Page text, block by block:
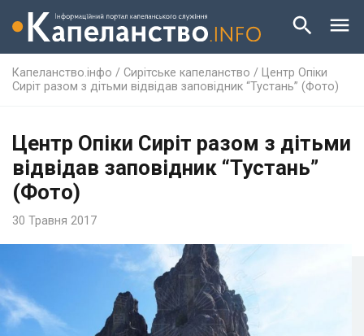
Капеланство.інфо / Сирітське капеланство / Центр Опіки
Сиріт разом з дітьми відвідав заповідник “Тустань” (Фото)
Центр Опіки Сиріт разом з дітьми
відвідав заповідник “Тустань”
(Фото)
30 Травня 2017